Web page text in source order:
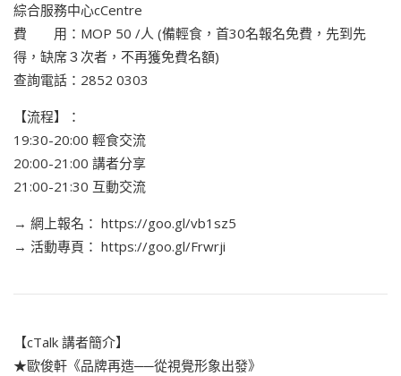
綜合服務中心cCentre
費 用：MOP 50 /人 (備輕食，首30名報名免費，先到先
得，缺席３次者，不再獲免費名額)
查詢電話：2852 0303
【流程】：
19:30-20:00 輕食交流
20:00-21:00 講者分享
21:00-21:30 互動交流
→ 網上報名： https://goo.gl/vb1sz5
→ 活動專頁： https://goo.gl/Frwrji
【cTalk 講者簡介】
★歐俊軒《品牌再造──從視覺形象出發》